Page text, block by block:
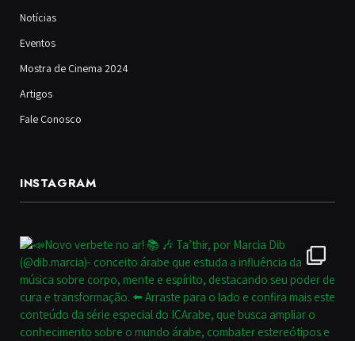
Notícias
Eventos
Mostra de Cinema 2024
Artigos
Fale Conosco
INSTAGRAM